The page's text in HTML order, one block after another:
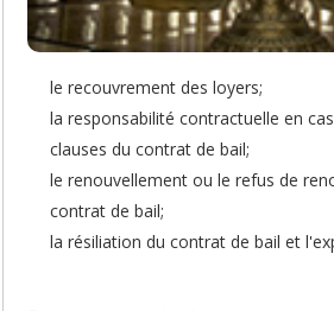
le recouvrement des loyers;
la responsabilité contractuelle en
clauses du contrat de bail;
le renouvellement ou le refus de
contrat de bail;
la résiliation du contrat de bail et